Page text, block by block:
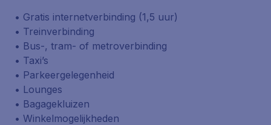
• Gratis internetverbinding (1,5 uur)
• Treinverbinding
• Bus-, tram- of metroverbinding
• Taxi’s
• Parkeergelegenheid
• Lounges
• Bagagekluizen
• Winkelmogelijkheden